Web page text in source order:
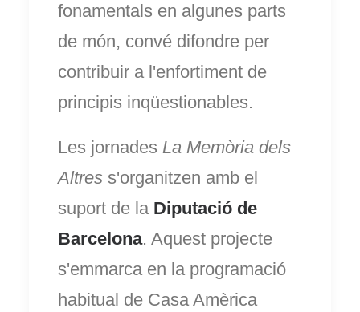
fonamentals en algunes parts
de món, convé difondre per
contribuir a l'enfortiment de
principis inqüestionables.
Les jornades La Memòria dels
Altres s'organitzen amb el
suport de la Diputació de
Barcelona. Aquest projecte
s'emmarca en la programació
habitual de Casa Amèrica